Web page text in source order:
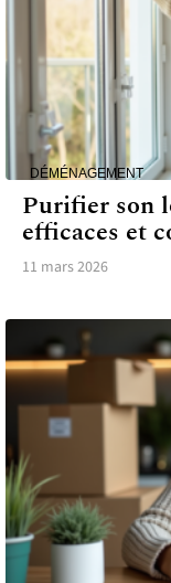
DÉMÉNAGEMENT
Purifier son
efficaces et
11 mars 2026